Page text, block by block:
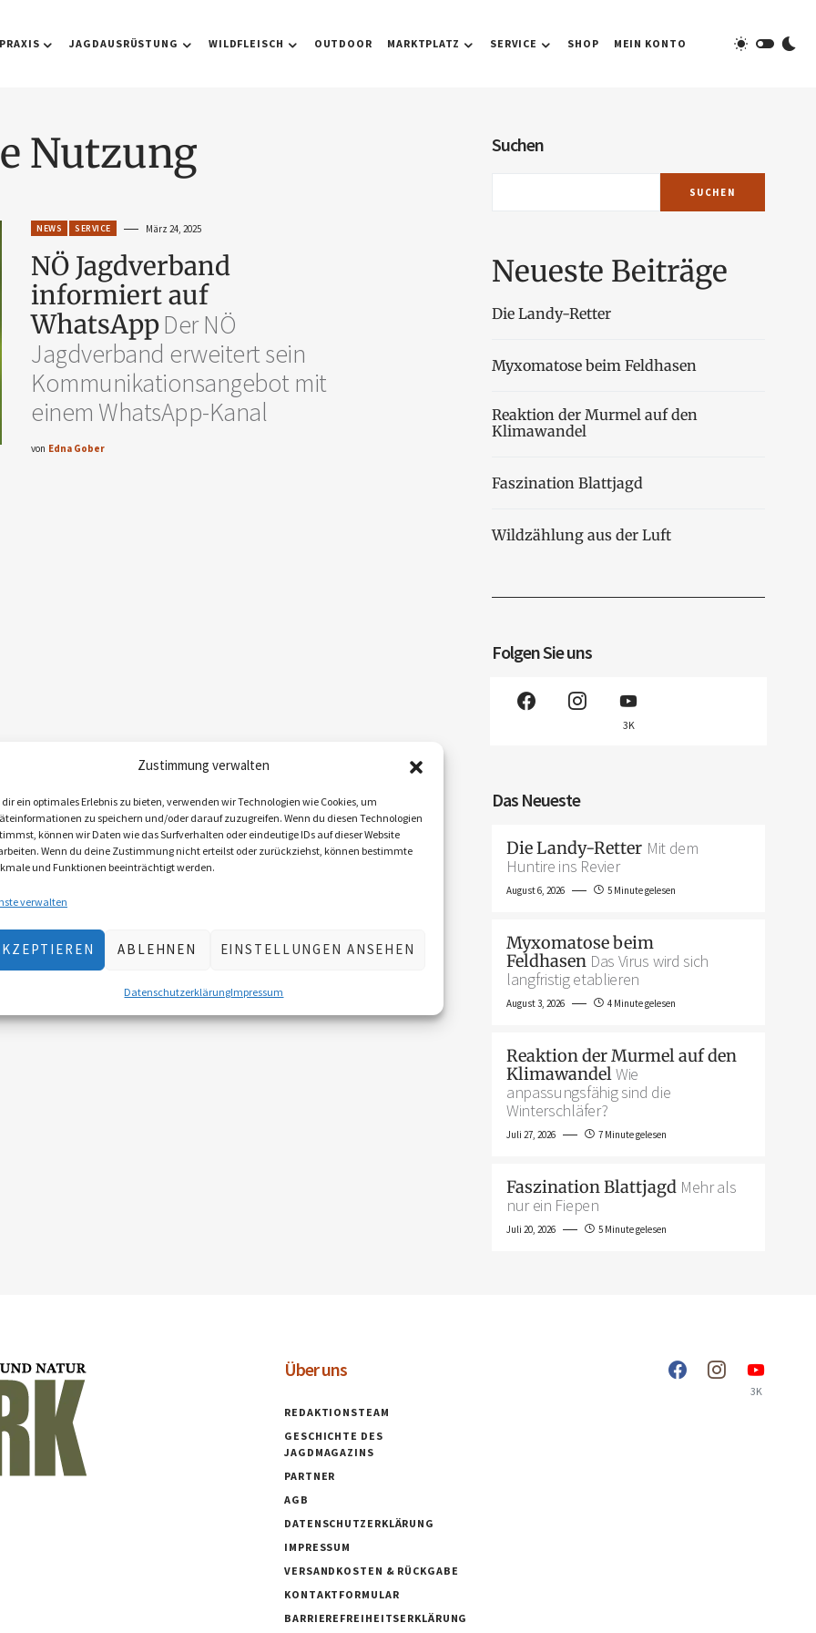
Zustimmung verwalten
ein optimales Erlebnis zu bieten, verwenden wir Technologien wie Cookies, um
zu speichern und/oder darauf zuzugreifen. Wenn du diesen Technologien
können wir Daten wie das Surfverhalten oder eindeutige IDs auf dieser Website
Wenn du deine Zustimmung nicht erteilst oder zurückziehst, können bestimmte
und Funktionen beeinträchtigt werden.
verwalten
ABLEHNEN EINSTELLUNGEN ANSEHEN
DatenschutzerklärungImpressum
JAGDAUSRÜSTUNG WILDFLEISCH OUTDOOR MARKTPLATZ SERVICE SHOP MEIN KONTO
Nutzung
NEWS SERVICE März 24, 2025
NÖ Jagdverband
informiert auf
WhatsAppDer NÖ
Jagdverband erweitert sein
Kommunikationsangebot mit
einem WhatsApp-Kanal
von Edna Gober
Suchen
SUCHEN
Neueste Beiträge
Die Landy-Retter
Myxomatose beim Feldhasen
Reaktion der Murmel auf den
Klimawandel
Faszination Blattjagd
Wildzählung aus der Luft
Folgen Sie uns
3K
Das Neueste
Die Landy-Retter Mit dem
Huntire ins Revier
August 6, 2026 5 Minute gelesen
Myxomatose beim
Feldhasen Das Virus wird sich
langfristig etablieren
August 3, 2026 4 Minute gelesen
Reaktion der Murmel auf den
KlimawandelWie
anpassungsfähig sind die
Winterschläfer?
Juli 27, 2026 7 Minute gelesen
Faszination Blattjagd Mehr als
nur ein Fiepen
Juli 20, 2026 5 Minute gelesen
Über uns
REDAKTIONSTEAM
GESCHICHTE DES
JAGDMAGAZINS
PARTNER
AGB
DATENSCHUTZERKLÄRUNG
IMPRESSUM
VERSANDKOSTEN & RÜCKGABE
KONTAKTFORMULAR
BARRIEREFREIHEITSERKLÄRUNG
3K